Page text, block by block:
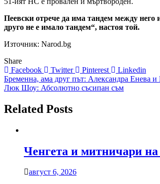
Пеевски отрече да има тандем между
друго не е имало тандем“, настоя той.
Източник: Narod.bg
Share
Facebook
Twitter Pinterest Linkedin
Навигация
Бременна, ама друг път: Александра Енева
Люк Шоу: Абсолютно съсипан съм
Related Posts
Ченгета и митничари на
август 6, 2026